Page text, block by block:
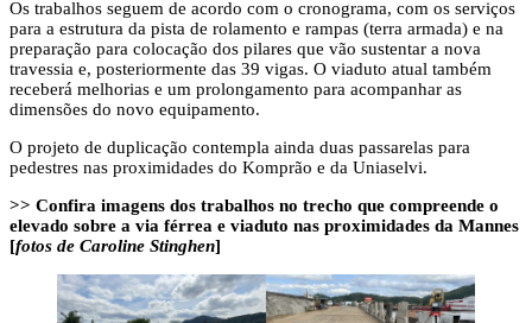
Os trabalhos seguem de acordo com o cronograma, com os serviços
para a estrutura da pista de rolamento e rampas (terra armada) e na
preparação para colocação dos pilares que vão sustentar a nova
travessia e, posteriormente das 39 vigas. O viaduto atual também
receberá melhorias e um prolongamento para acompanhar as
dimensões do novo equipamento.
O projeto de duplicação contempla ainda duas passarelas para
pedestres nas proximidades do Komprão e da Uniaselvi.
>> Confira imagens dos trabalhos no trecho que compreende o
elevado sobre a via férrea e viaduto nas proximidades da Mannes
[fotos de Caroline Stinghen]